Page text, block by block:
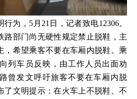
为，5月21日，记者致电12306。
路部门尚无硬性规定禁止脱鞋，主
，希望乘客不要在车厢内脱鞋。乘
列车员反映，由工作人员出面劝
曾发文呼吁旅客不要在车厢内脱
了文明提示：在火车上不脱鞋、不